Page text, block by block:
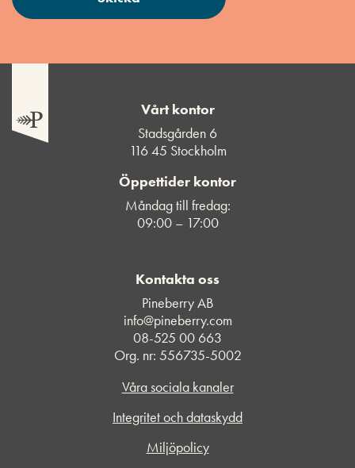
Vårt kontor
Stadsgården 6
116 45 Stockholm
Öppettider kontor
Måndag till fredag:
09:00 – 17:00
Kontakta oss
Pineberry AB
info@pineberry.com
08-525 00 663
Org. nr: 556735-5002
Våra sociala kanaler
Integritet och dataskydd
Miljöpolicy